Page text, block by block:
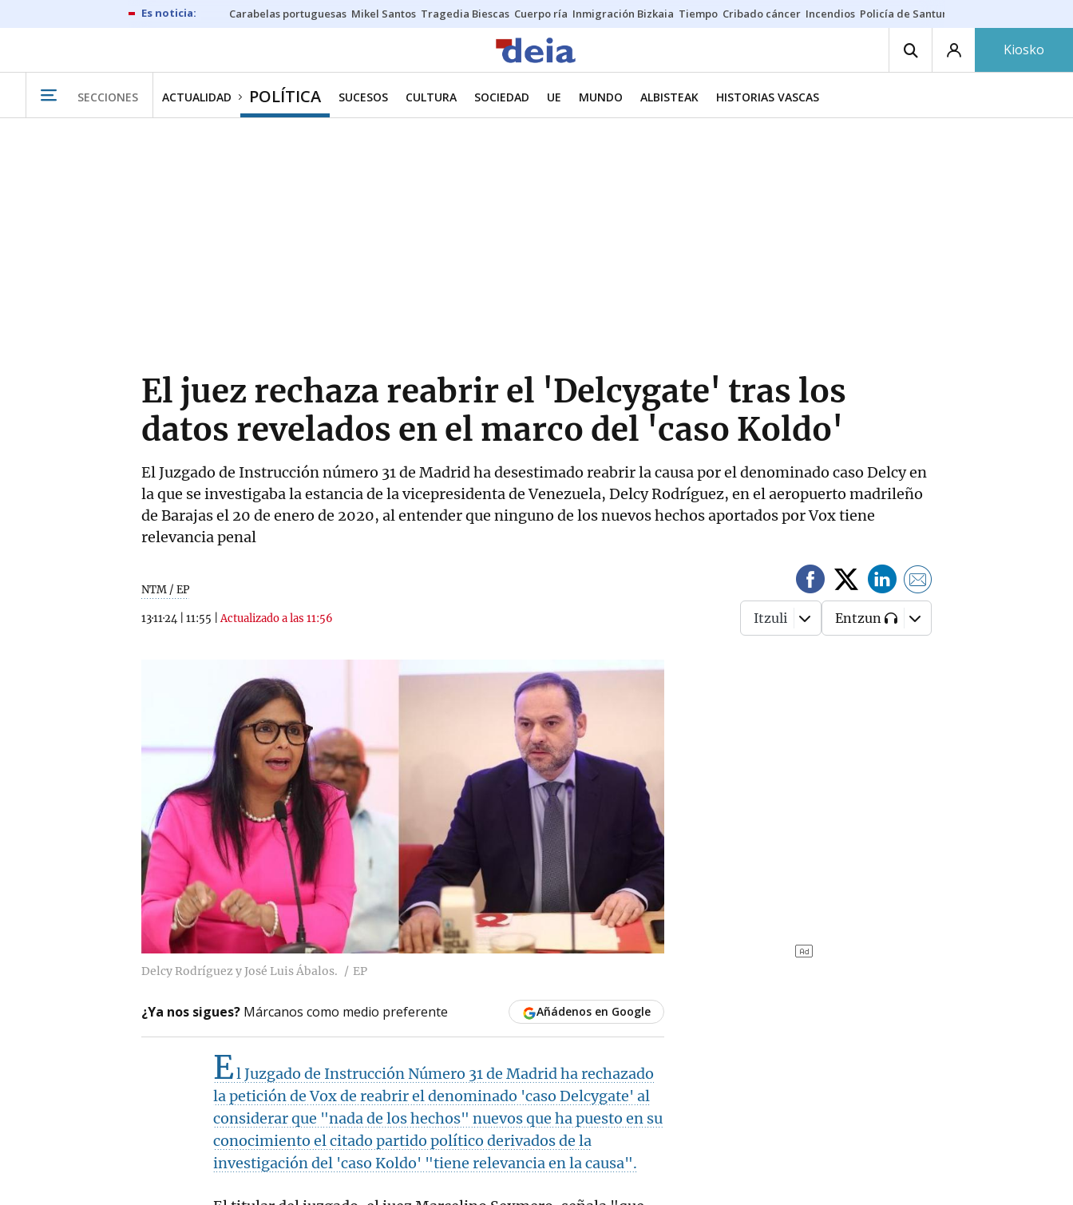
Carabelas portuguesas Mikel Santos Tragedia Biescas Cuerpo ría Inmigración Bizkaia Tiempo Cribado cáncer Incendios Policía de Santurtzi
Kiosko
SECCIONES ACTUALIDAD POLÍTICA SUCESOS CULTURA SOCIEDAD UE MUNDO ALBISTEAK HISTORIAS VASCAS
El juez rechaza reabrir el 'Delcygate' tras los
datos revelados en el marco del 'caso Koldo'
El Juzgado de Instrucción número 31 de Madrid ha desestimado reabrir la causa por el denominado caso Delcy en
la que se investigaba la estancia de la vicepresidenta de Venezuela, Delcy Rodríguez, en el aeropuerto madrileño
de Barajas el 20 de enero de 2020, al entender que ninguno de los nuevos hechos aportados por Vox tiene
relevancia penal
NTM / EP
13·11·24 11:55 |Actualizado a las 11:56 Itzuli Entzun
Delcy Rodríguez y José Luis Ábalos. EP
¿Ya nos sigues? Márcanos como medio preferente Añádenos en Google
El Juzgado de Instrucción Número 31 de Madrid ha rechazado
la petición de Vox de reabrir el denominado 'caso Delcygate' al
considerar que "nada de los hechos" nuevos que ha puesto en su
conocimiento el citado partido político derivados de la
investigación del 'caso Koldo' "tiene relevancia en la causa".